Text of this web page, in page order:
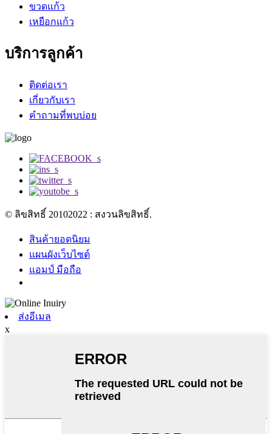
ขวดแก้ว
เหยือกแก้ว
บริการลูกค้า
ติดต่อเรา
เกี่ยวกับเรา
คำถามที่พบบ่อย
© ลิขสิทธิ์ 20102022 : สงวนลิขสิทธิ์.
สินค้ายอดนิยม
แผนผังเว็บไซต์
แอมป์ มือถือ
ส่งอีเมล
x